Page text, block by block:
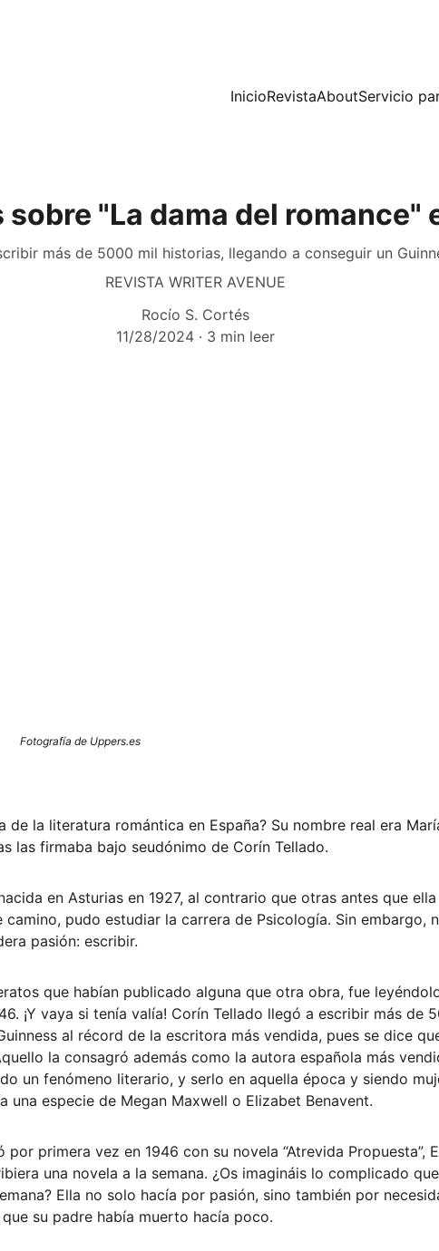
InicioRevistaAboutServicio
"La dama del romance"
más de 5000 mil historias, llegando a conseguir un
REVISTA WRITER AVENUE
Rocío S. Cortés
11/28/2024
3 min leer
de la literatura romántica en España? Su nombre real era
las firmaba bajo seudónimo de Corín Tellado.
en Asturias en 1927, al contrario que otras antes que
camino, pudo estudiar la carrera de Psicología. Sin embargo,
pasión: escribir.
que habían publicado alguna que otra obra, fue
¡Y vaya si tenía valía! Corín Tellado llegó a escribir más de
al récord de la escritora más vendida, pues se dice
la consagró además como la autora española más
un fenómeno literario, y serlo en aquella época y siendo
una especie de Megan Maxwell o Elizabet Benavent.
primera vez en 1946 con su novela “Atrevida Propuesta”,
una novela a la semana. ¿Os imagináis lo complicado
Ella no solo hacía por pasión, sino también por
su padre había muerto hacía poco.
Fotografía de Uppers.es